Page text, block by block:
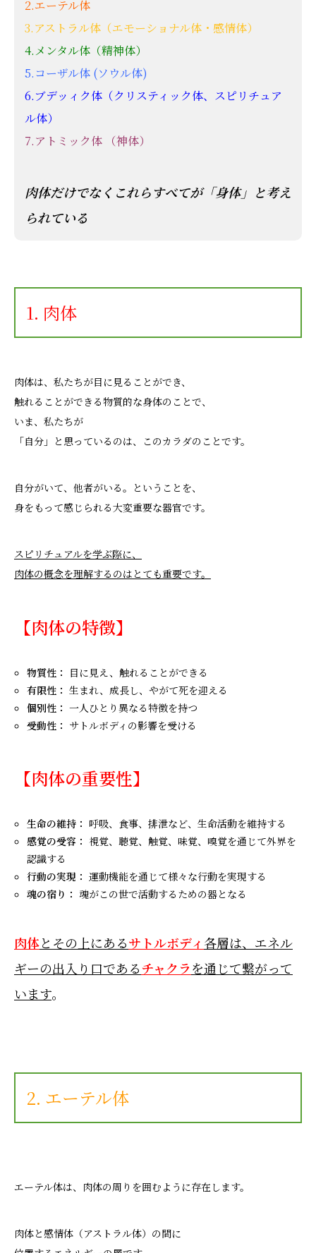
2.エーテル体
3.アストラル体（エモーショナル体・感情体）
4.メンタル体（精神体）
5.コーザル体 (ソウル体)
6.ブデッィク体（クリスティック体、スピリチュア
ル体）
7.アトミック体 （神体）
肉体だけでなくこれらすべてが「身体」と考え
られている
1. 肉体
肉体は、私たちが目に見ることができ、
触れることができる物質的な身体のことで、
いま、私たちが
「自分」と思っているのは、このカラダのことです。
自分がいて、他者がいる。ということを、
身をもって感じられる大変重要な器官です。
スピリチュアルを学ぶ際に、
肉体の概念を理解するのはとても重要です。
【肉体の特徴】
物質性： 目に見え、触れることができる
有限性： 生まれ、成長し、やがて死を迎える
個別性： 一人ひとり異なる特徴を持つ
受動性： サトルボディの影響を受ける
【肉体の重要性】
生命の維持： 呼吸、食事、排泄など、生命活動を維持する
感覚の受容： 視覚、聴覚、触覚、味覚、嗅覚を通じて外界を
認識する
行動の実現： 運動機能を通じて様々な行動を実現する
魂の宿り： 魂がこの世で活動するための器となる
肉体とその上にあるサトルボディ 各層は、エネル
ギーの出入り口であるチャクラを通じて繋がって
います。
2. エーテル体
エーテル体は、肉体の周りを囲むように存在します。
肉体と感情体（アストラル体）の間に